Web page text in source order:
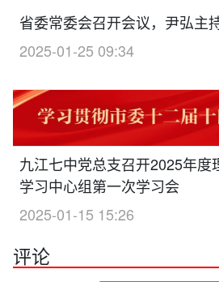
省委常委会召开会议，尹弘主
2025-01-25 09:34
九江七中党总支召开2025年度
学习中心组第一次学习会
2025-01-15 15:26
评论